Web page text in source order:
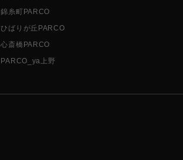
錦糸町PARCO
ひばりが丘PARCO
心斎橋PARCO
PARCO_ya上野